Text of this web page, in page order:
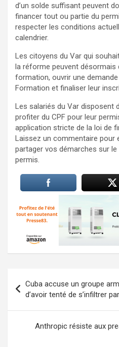
d’un solde suffisant peuvent
financer tout ou partie du
respecter les conditions
calendrier.
Les citoyens du Var qui
la réforme peuvent désormais
formation, ouvrir une
Formation et finaliser leur
Les salariés du Var disposent
profiter du CPF pour leur
application stricte de la loi de
Laissez un commentaire pour
partager vos démarches sur
permis.
de
l’article
Cuba accuse un groupe
d’avoir tenté de s’infiltrer
Anthropic résiste aux